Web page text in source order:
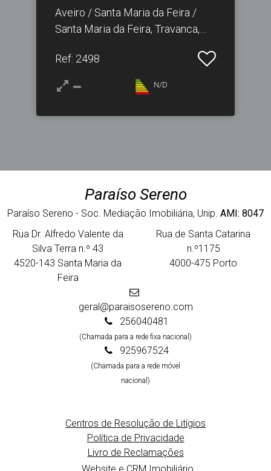
Aveiro / Santa Maria da Feira /
Santa Maria da Feira, Travanca,
Ref: 2498
N/D
Paraíso Sereno
Paraíso Sereno - Soc. Mediação Imobiliária, Unip. AMI: 8047
Rua Dr. Alfredo Valente da
Silva Terra n.º 43
4520-143 Santa Maria da
Feira
Rua de Santa Catarina
n.º1175
4000-475 Porto
geral@paraisosereno.com
256040481
(Chamada para a rede fixa nacional)
925967524
(Chamada para a rede móvel
nacional)
Centros de Resolução de Litígios
Política de Privacidade
Livro de Reclamações